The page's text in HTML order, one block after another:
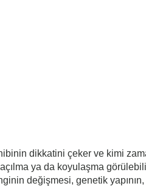
dikkatini çeker ve kimi
ya da koyulaşma
değişmesi, genetik